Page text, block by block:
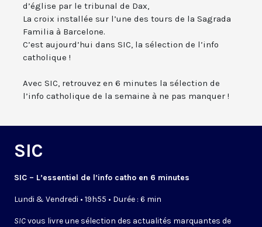
d’église par le tribunal de Dax,
La croix installée sur l’une des tours de la Sagrada
Familia à Barcelone.
C’est aujourd’hui dans SIC, la sélection de l’info
catholique !
Avec SIC, retrouvez en 6 minutes la sélection de
l’info catholique de la semaine à ne pas manquer !
SIC
SIC – L’essentiel de l’info catho en 6 minutes
Lundi & Vendredi • 19h55 • Durée : 6 min
SICvous livre une sélection des actualités marquantes de